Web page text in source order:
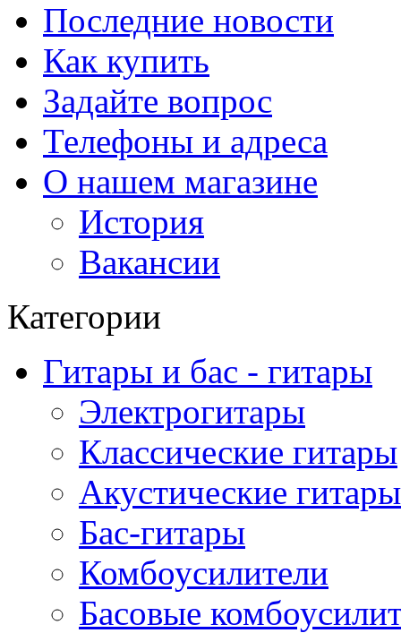
Последние новости
Как купить
Задайте вопрос
Телефоны и адреса
О нашем магазине
История
Вакансии
Категории
Гитары и бас - гитары
Электрогитары
Классические гитары
Акустические гитары
Бас-гитары
Комбоусилители
Басовые